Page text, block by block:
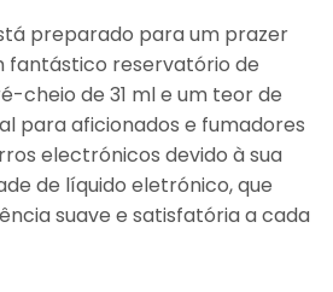
preparado para um prazer
fantástico reservatório de
cheio de 31 ml e um teor de
para aficionados e fumadores
electrónicos devido à sua
de líquido eletrónico, que
suave e satisfatória a cada